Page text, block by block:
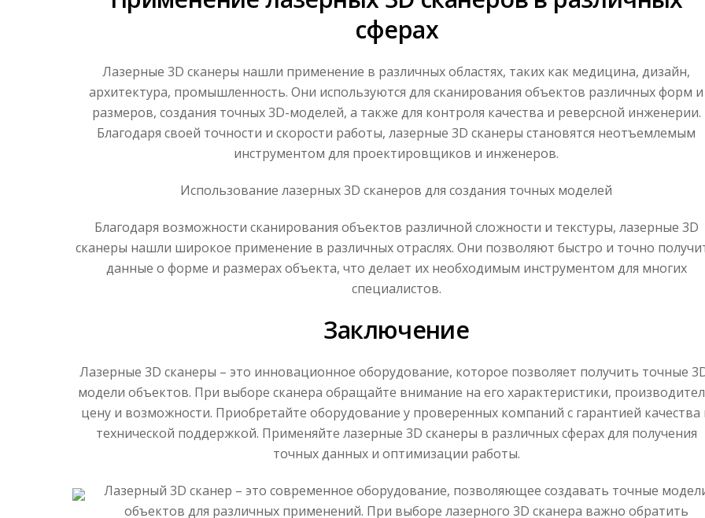
сферах
Лазерные 3D сканеры нашли применение в различных областях, таких как медицина, дизайн,
архитектура, промышленность. Они используются для сканирования объектов различных форм и
размеров, создания точных 3D-моделей, а также для контроля качества и реверсной инженерии.
Благодаря своей точности и скорости работы, лазерные 3D сканеры становятся неотъемлемым
инструментом для проектировщиков и инженеров.
Использование лазерных 3D сканеров для создания точных моделей
Благодаря возможности сканирования объектов различной сложности и текстуры, лазерные 3D
сканеры нашли широкое применение в различных отраслях. Они позволяют быстро и точно
данные о форме и размерах объекта, что делает их необходимым инструментом для многих
специалистов.
Заключение
Лазерные 3D сканеры – это инновационное оборудование, которое позволяет получить точные
модели объектов. При выборе сканера обращайте внимание на его характеристики,
цену и возможности. Приобретайте оборудование у проверенных компаний с гарантией качества
технической поддержкой. Применяйте лазерные 3D сканеры в различных сферах для получения
точных данных и оптимизации работы.
Лазерный 3D сканер – это современное оборудование, позволяющее создавать точные
объектов для различных применений. При выборе лазерного 3D сканера важно обратить